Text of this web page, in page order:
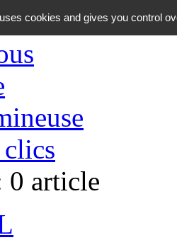
59
0 article
cookies and gives you control